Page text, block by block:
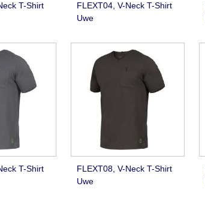
T-Shirt
FLEXT04, V-Neck T-Shirt
Uwe
T-Shirt
FLEXT08, V-Neck T-Shirt
Uwe